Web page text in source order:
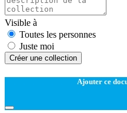
Visible à
Toutes les personnes
Juste moi
Créer une collection
Ajouter ce